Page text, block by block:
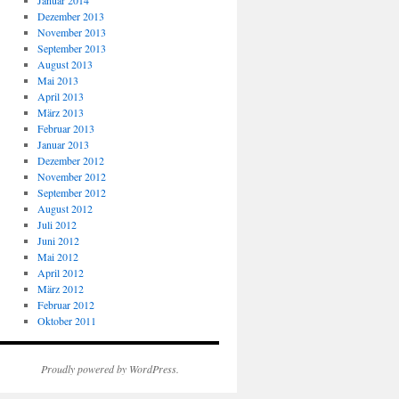
Dezember 2013
November 2013
September 2013
August 2013
Mai 2013
April 2013
März 2013
Februar 2013
Januar 2013
Dezember 2012
November 2012
September 2012
August 2012
Juli 2012
Juni 2012
Mai 2012
April 2012
März 2012
Februar 2012
Oktober 2011
Proudly powered by WordPress.